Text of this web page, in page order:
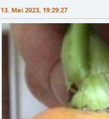
13. Mai 2023, 19:29:27